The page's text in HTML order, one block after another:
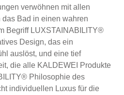
verwöhnen mit allen
Bad in einen wahren
Begriff LUXSTAINABILITY®
Design, das ein
auslöst, und eine tief
die alle KALDEWEI Produkte
® Philosophie des
individuellen Luxus für die